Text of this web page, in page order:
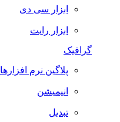
ابزار سی دی
ابزار رایت
گرافیک
پلاگین نرم افزارها
انیمیشن
تبدیل